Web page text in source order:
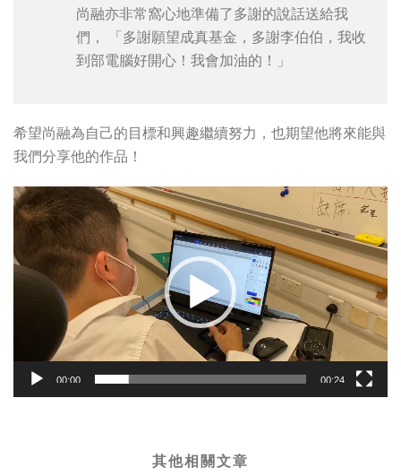
尚融亦非常窩心地準備了多謝的說話送給我
們， 「多謝願望成真基金，多謝李伯伯，我收
到部電腦好開心！我會加油的！」
希望尚融為自己的目標和興趣繼續努力，也期望他將來能與
我們分享他的作品！
視
訊
放
器
00:00 00:24
其他相關文章